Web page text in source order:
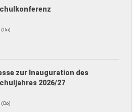
(Do)
zur Inauguration des
2026/27
(Do)